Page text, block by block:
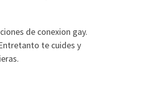
de conexion gay.
te cuides y